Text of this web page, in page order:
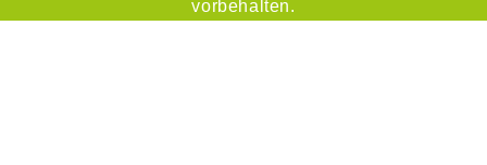
vorbehalten.